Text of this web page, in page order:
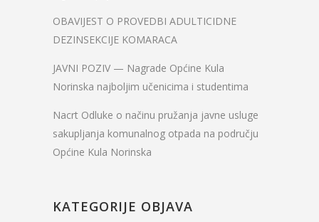
OBAVIJEST O PROVEDBI ADULTICIDNE
DEZINSEKCIJE KOMARACA
JAVNI POZIV — Nagrade Općine Kula
Norinska najboljim učenicima i studentima
Nacrt Odluke o načinu pružanja javne usluge
sakupljanja komunalnog otpada na području
Općine Kula Norinska
KATEGORIJE OBJAVA